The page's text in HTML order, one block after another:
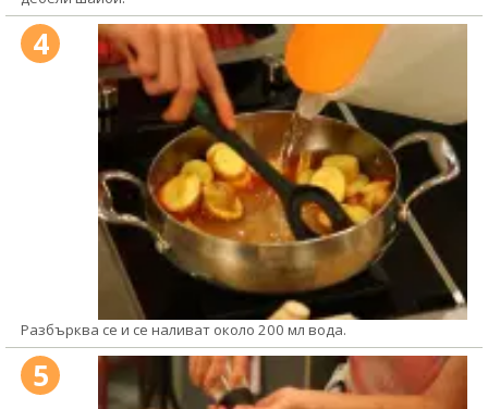
4
Разбърква се и се наливат около 200 мл вода.
5